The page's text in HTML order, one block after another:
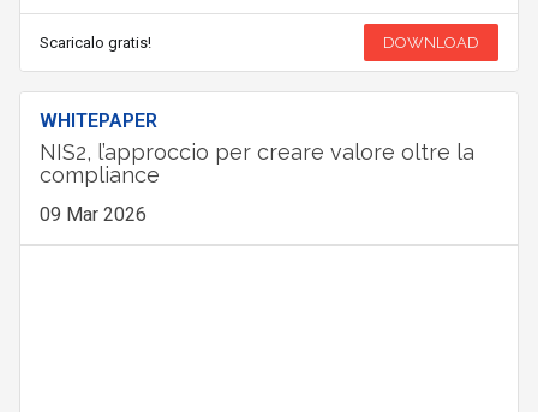
Scaricalo gratis! DOWNLOAD
WHITEPAPER
NIS2, l’approccio per creare valore oltre la
compliance
09 Mar 2026